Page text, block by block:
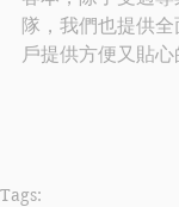
隊，我們也提供
戶提供方便又貼心
Tags: